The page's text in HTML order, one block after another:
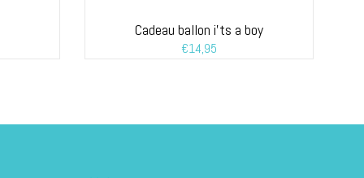
Cadeau ballon i’ts a boy
€14,95